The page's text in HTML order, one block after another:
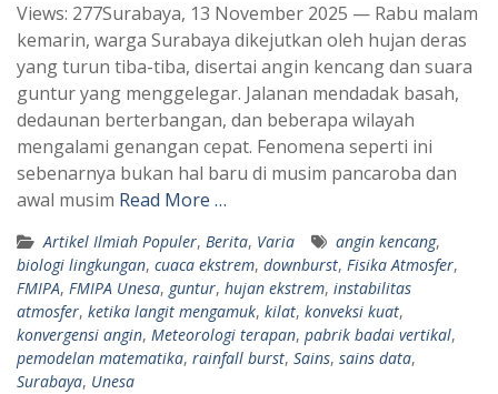
a
t
s
A
p
p
l
e
r
a
m
Views: 277Surabaya, 13 November 2025 — Rabu malam
kemarin, warga Surabaya dikejutkan oleh hujan deras
yang turun tiba-tiba, disertai angin kencang dan suara
guntur yang menggelegar. Jalanan mendadak basah,
dedaunan berterbangan, dan beberapa wilayah
mengalami genangan cepat. Fenomena seperti ini
sebenarnya bukan hal baru di musim pancaroba dan
awal musim Read More …
Artikel Ilmiah Populer, Berita, Varia angin kencang,
biologi lingkungan, cuaca ekstrem, downburst, Fisika Atmosfer,
FMIPA, FMIPA Unesa, guntur, hujan ekstrem, instabilitas
atmosfer, ketika langit mengamuk, kilat, konveksi kuat,
konvergensi angin, Meteorologi terapan, pabrik badai vertikal,
pemodelan matematika, rainfall burst, Sains, sains data,
Surabaya, Unesa